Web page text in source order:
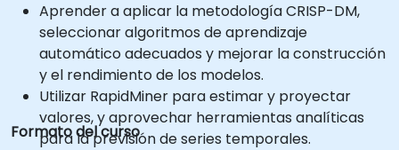
Aprender a aplicar la metodología CRISP-DM,
seleccionar algoritmos de aprendizaje
automático adecuados y mejorar la construcción
y el rendimiento de los modelos.
Utilizar RapidMiner para estimar y proyectar
valores, y aprovechar herramientas analíticas
para la previsión de series temporales.
Formato del curso